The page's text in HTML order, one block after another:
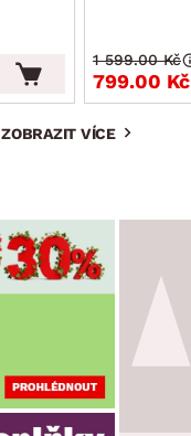
799.00 Kč
1 599.00 Kč
ZOBRAZIT VÍCE